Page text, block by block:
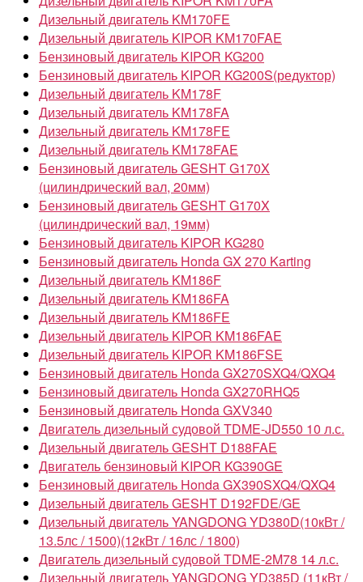
Дизельный двигатель KM170FE
Дизельный двигатель KIPOR KM170FAE
Бензиновый двигатель KIPOR KG200
Бензиновый двигатель KIPOR KG200S(редуктор)
Дизельный двигатель KM178F
Дизельный двигатель KM178FA
Дизельный двигатель KM178FE
Дизельный двигатель KM178FAE
Бензиновый двигатель GESHT G170X
(цилиндрический вал, 20мм)
Бензиновый двигатель GESHT G170X
(цилиндрический вал, 19мм)
Бензиновый двигатель KIPOR KG280
Бензиновый двигатель Honda GX 270 Karting
Дизельный двигатель KM186F
Дизельный двигатель KM186FA
Дизельный двигатель KM186FE
Дизельный двигатель KIPOR KM186FAE
Дизельный двигатель KIPOR KM186FSE
Бензиновый двигатель Honda GX270SXQ4/QXQ4
Бензиновый двигатель Honda GX270RHQ5
Бензиновый двигатель Honda GXV340
Двигатель дизельный судовой TDME-JD550 10 л.с.
Дизельный двигатель GESHT D188FAE
Двигатель бензиновый KIPOR KG390GE
Бензиновый двигатель Honda GX390SXQ4/QXQ4
Дизельный двигатель GESHT D192FDE/GE
Дизельный двигатель YANGDONG YD380D(10кВт /
13.5лс / 1500)(12кВт / 16лс / 1800)
Двигатель дизельный судовой TDME-2M78 14 л.с.
Дизельный двигатель YANGDONG YD385D (11кВт /